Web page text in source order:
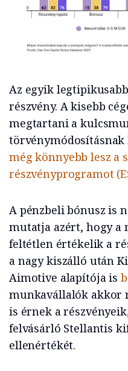
Az egyik
részvény. A kisebb
megtartani a
törvénymódosításnak
még könnyebb lesz a
részvényprogramot
A pénzbeli bónusz is
mutatja azért, hogy a
feltétlen értékelik a
a nagy kiszálló után
Aimotive alapítója is
munkavállalók akkor
is érnek a
felvásárló Stellantis
ellenértékét.